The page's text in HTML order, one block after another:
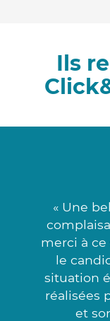
Ils
« Une
merci à
le
situation
réalisées
et